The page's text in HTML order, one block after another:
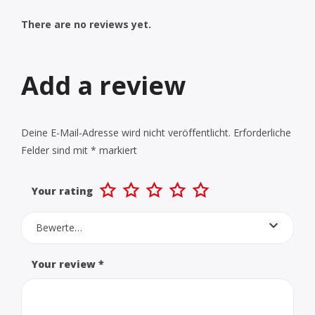
There are no reviews yet.
Add a review
Deine E-Mail-Adresse wird nicht veröffentlicht. Erforderliche
Felder sind mit * markiert
Your rating
Bewerte…
Your review *